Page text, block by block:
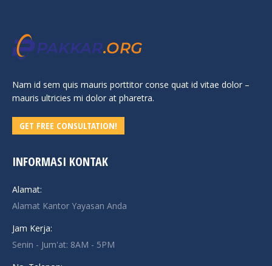
Nam id sem quis mauris porttitor conse quat id vitae dolor –
mauris ultricies mi dolor at pharetra.
GET FREE CONSULTATION!
INFORMASI KONTAK
Alamat:
Alamat Kantor Yayasan Anda
Jam Kerja:
Senin - Jum'at: 8AM - 5PM